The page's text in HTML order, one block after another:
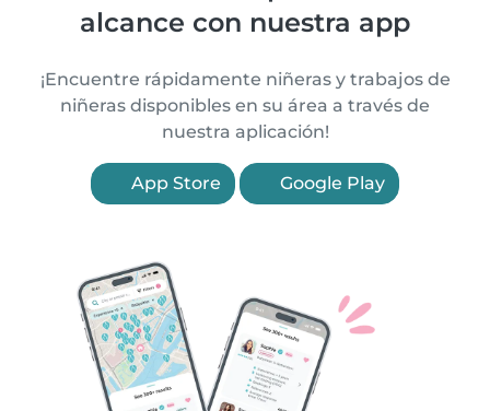
alcance con nuestra app
¡Encuentre rápidamente niñeras y trabajos de
niñeras disponibles en su área a través de
nuestra aplicación!
App Store Google Play